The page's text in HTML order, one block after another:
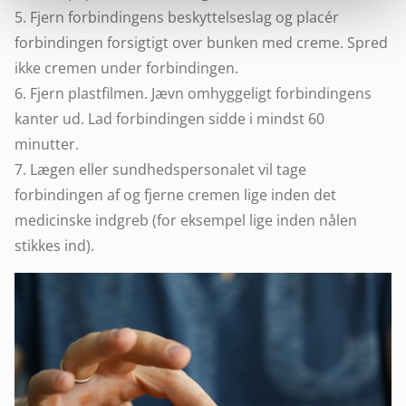
5. Fjern forbindingens beskyttelseslag og placér
forbindingen forsigtigt over bunken med creme. Spred
ikke cremen under forbindingen.
6. Fjern plastfilmen. Jævn omhyggeligt forbindingens
kanter ud. Lad forbindingen sidde i mindst 60
minutter.
7. Lægen eller sundhedspersonalet vil tage
forbindingen af og fjerne cremen lige inden det
medicinske indgreb (for eksempel lige inden nålen
stikkes ind).